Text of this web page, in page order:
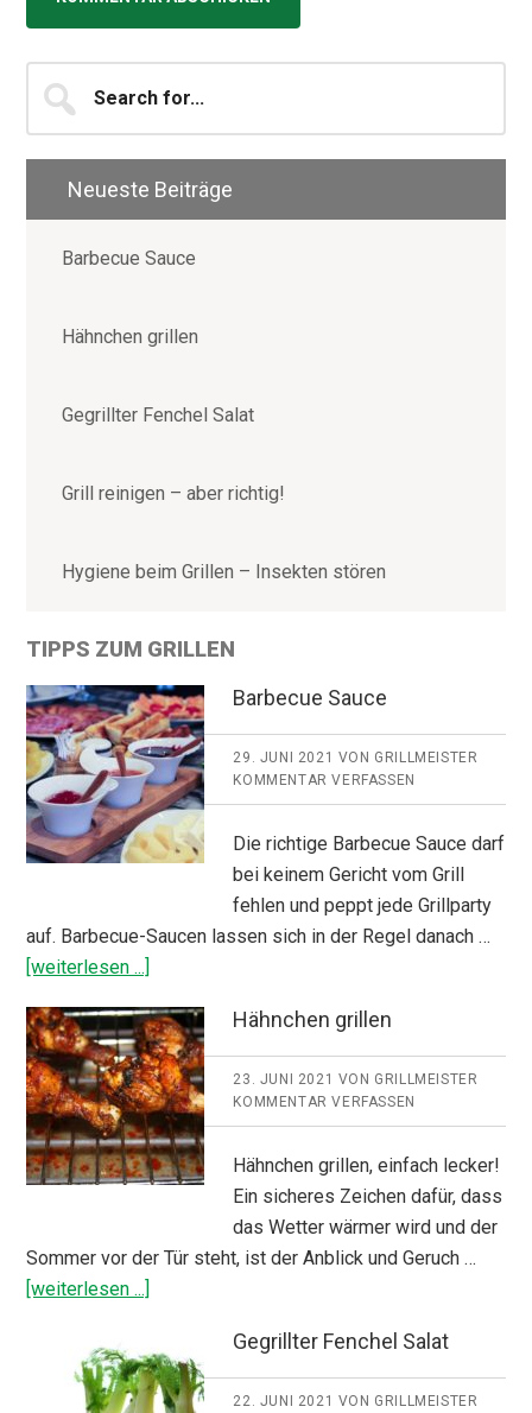
Seitenspalte
for...
Neueste Beiträge
Barbecue Sauce
Hähnchen grillen
Gegrillter Fenchel Salat
Grill reinigen – aber richtig!
Hygiene beim Grillen – Insekten stören
TIPPS ZUM GRILLEN
Barbecue Sauce
29. JUNI 2021 VON GRILLMEISTER
KOMMENTAR VERFASSEN
Die richtige Barbecue Sauce darf
bei keinem Gericht vom Grill
fehlen und peppt jede Grillparty
auf. Barbecue-Saucen lassen sich in der Regel danach …
[weiterlesen ...]
Hähnchen grillen
23. JUNI 2021 VON GRILLMEISTER
KOMMENTAR VERFASSEN
Hähnchen grillen, einfach lecker!
Ein sicheres Zeichen dafür, dass
das Wetter wärmer wird und der
Sommer vor der Tür steht, ist der Anblick und Geruch …
[weiterlesen ...]
Gegrillter Fenchel Salat
22. JUNI 2021 VON GRILLMEISTER